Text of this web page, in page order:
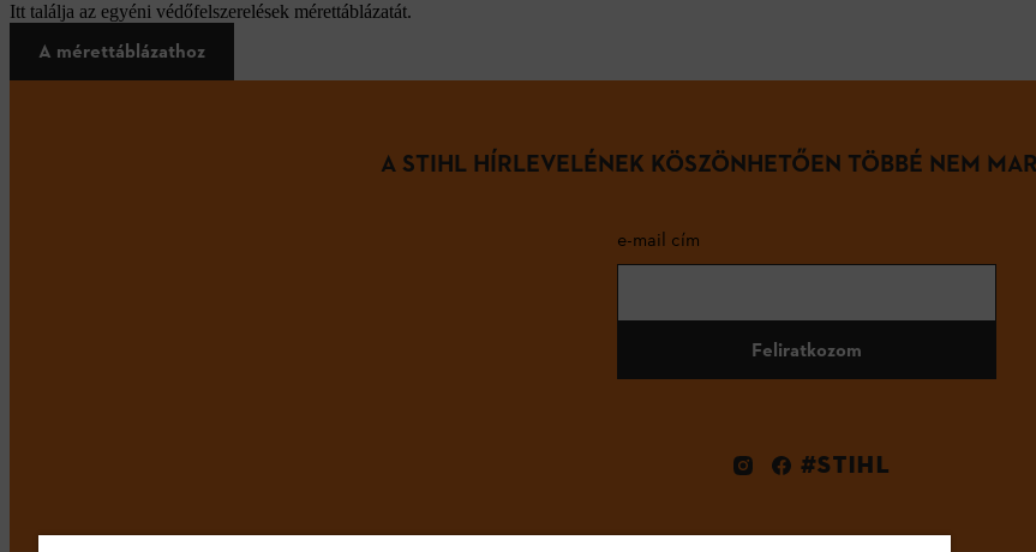
Itt találja az egyéni védőfelszerelések mérettáblázatát.
A mérettáblázathoz
A STIHL HÍRLEVELÉNEK KÖSZÖNHETŐEN TÖBBÉ NEM
e-mail cím
Feliratkozom
#STIHL